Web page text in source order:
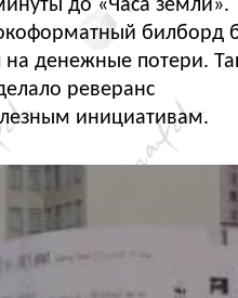
до «Часа земли».
билборд
на денежные потери.
реверанс
инициативам.